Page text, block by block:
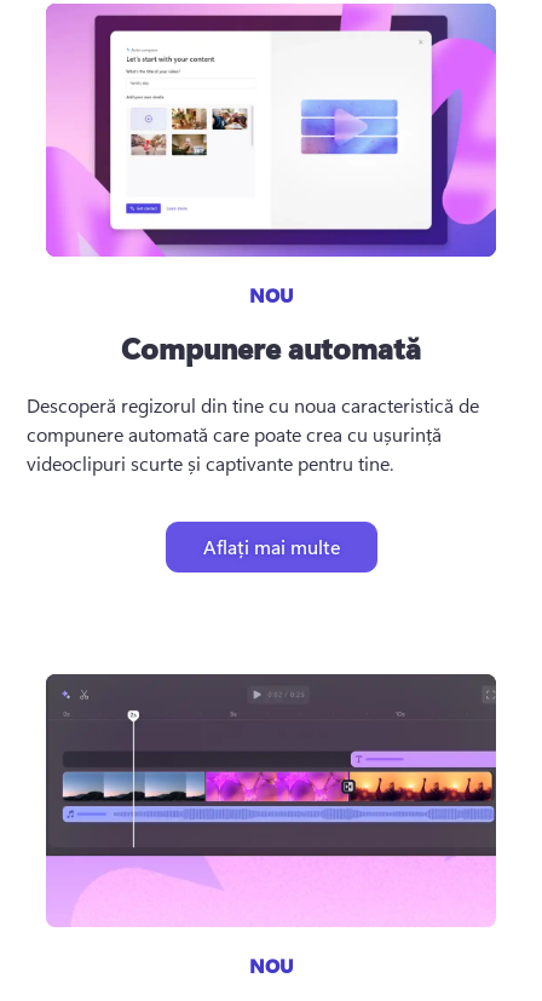
NOU
Compunere automată
Descoperă regizorul din tine cu noua caracteristică de
compunere automată care poate crea cu ușurință
videoclipuri scurte și captivante pentru tine.
Aflați mai multe
NOU